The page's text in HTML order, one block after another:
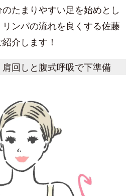
たまりやすい足を始めとし
ンパの流れを良くする佐藤
介します！
回しと腹式呼吸で下準備